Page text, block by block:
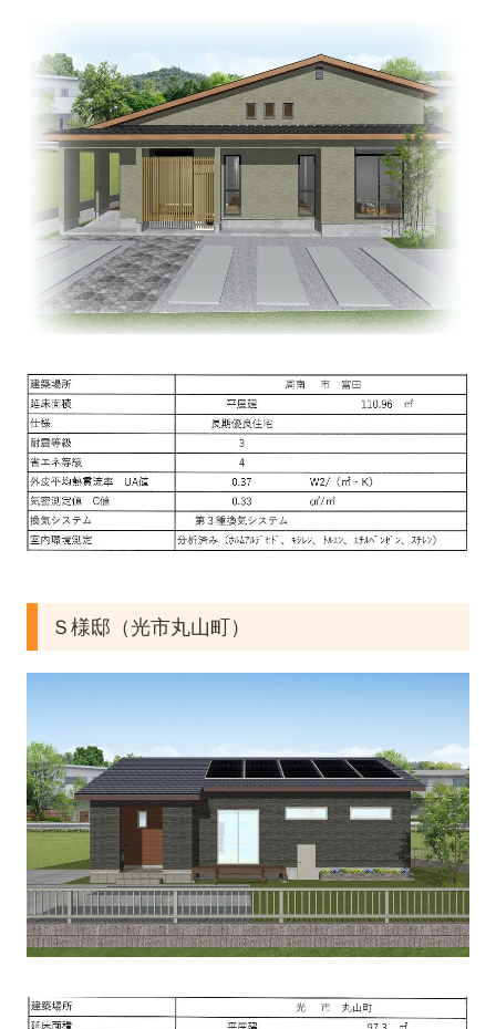
Ｓ様邸（光市丸山町）